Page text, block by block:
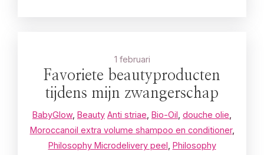
1 februari
Favoriete beautyproducten
tijdens mijn zwangerschap
BabyGlow, Beauty Anti striae Bio-Oil douche olie
Moroccanoil extra volume shampoo en conditioner,
Philosophy Microdelivery peel Philosophy